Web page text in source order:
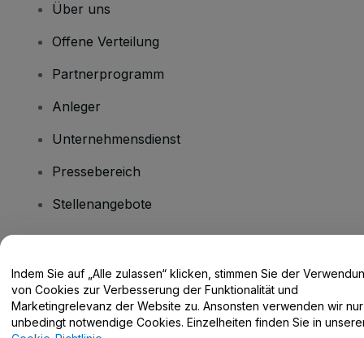
Über uns
Offene Verteilung
Partnerprogramm
Anleger
Unternehmensdienst
Pressebereich
Stellenangebote
Hilfe-Center / Kontakt
Indem Sie auf „Alle zulassen“ klicken, stimmen Sie der
von Cookies zur Verbesserung der Funktionalität und
Marketingrelevanz der Website zu. Ansonsten verwenden wir nur
unbedingt notwendige Cookies. Einzelheiten finden Sie in